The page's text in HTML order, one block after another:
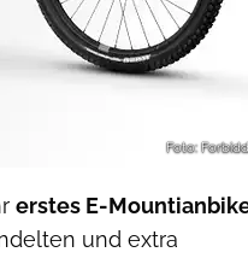
Foto:
erstes E-
und extra